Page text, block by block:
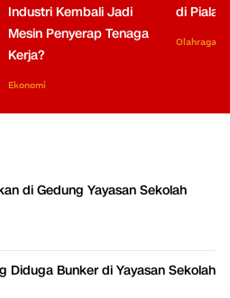
Industri Kembali Jadi
Mesin Penyerap Tenaga
Kerja?
Ekonomi
di Piala
Olahraga
di Gedung Yayasan Sekolah
Diduga Bunker di Yayasan Sekolah